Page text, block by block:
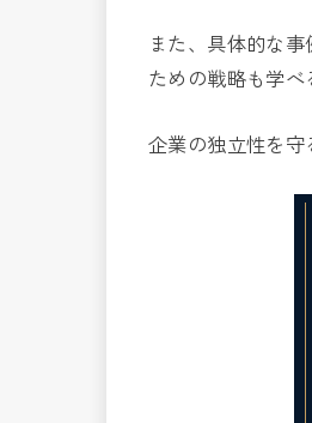
また、具体的な
ための戦略も学べ
企業の独立性を守